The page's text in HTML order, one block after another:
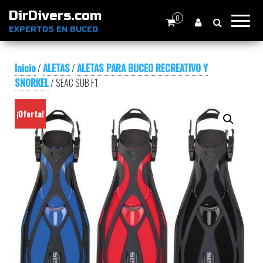
DirDivers.com
EXPERTOS EN BUCEO
0
Inicio/ALETAS/ALETAS PARA BUCEO RECREATIVO Y
SNORKEL/ SEAC SUB F1
¡Oferta!